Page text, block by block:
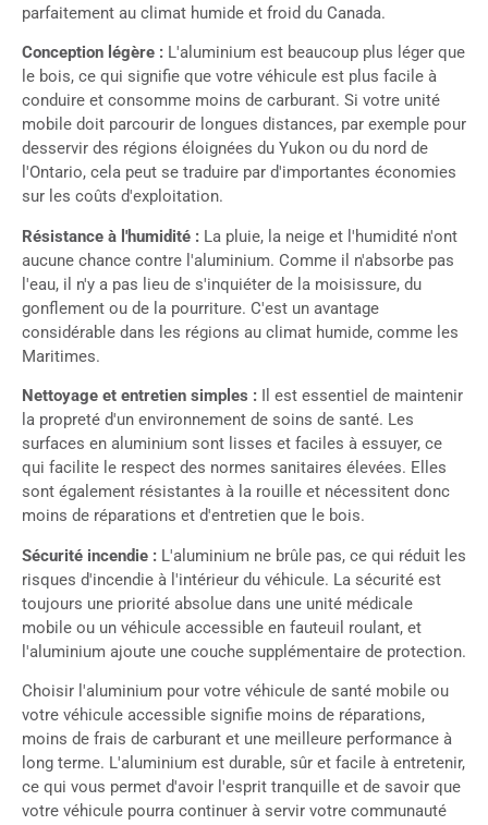
parfaitement au climat humide et froid du Canada.
Conception légère : L'aluminium est beaucoup plus léger que
le bois, ce qui signifie que votre véhicule est plus facile à
conduire et consomme moins de carburant. Si votre unité
mobile doit parcourir de longues distances, par exemple pour
desservir des régions éloignées du Yukon ou du nord de
l'Ontario, cela peut se traduire par d'importantes économies
sur les coûts d'exploitation.
Résistance à l'humidité : La pluie, la neige et l'humidité n'ont
aucune chance contre l'aluminium. Comme il n'absorbe pas
l'eau, il n'y a pas lieu de s'inquiéter de la moisissure, du
gonflement ou de la pourriture. C'est un avantage
considérable dans les régions au climat humide, comme les
Maritimes.
Nettoyage et entretien simples : Il est essentiel de maintenir
la propreté d'un environnement de soins de santé. Les
surfaces en aluminium sont lisses et faciles à essuyer, ce
qui facilite le respect des normes sanitaires élevées. Elles
sont également résistantes à la rouille et nécessitent donc
moins de réparations et d'entretien que le bois.
Sécurité incendie : L'aluminium ne brûle pas, ce qui réduit les
risques d'incendie à l'intérieur du véhicule. La sécurité est
toujours une priorité absolue dans une unité médicale
mobile ou un véhicule accessible en fauteuil roulant, et
l'aluminium ajoute une couche supplémentaire de protection.
Choisir l'aluminium pour votre véhicule de santé mobile ou
votre véhicule accessible signifie moins de réparations,
moins de frais de carburant et une meilleure performance à
long terme. L'aluminium est durable, sûr et facile à entretenir,
ce qui vous permet d'avoir l'esprit tranquille et de savoir que
votre véhicule pourra continuer à servir votre communauté